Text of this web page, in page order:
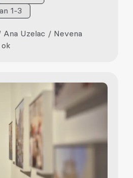
1-3
Ana Uzelac / Nevena